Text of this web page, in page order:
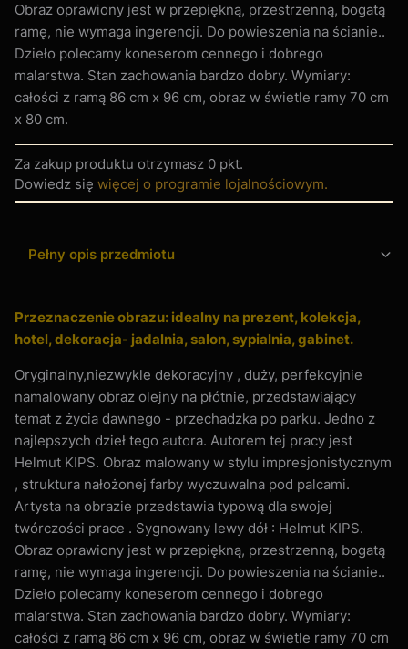
Obraz oprawiony jest w przepiękną, przestrzenną, bogatą
ramę, nie wymaga ingerencji. Do powieszenia na ścianie..
Dzieło polecamy koneserom cennego i dobrego
malarstwa. Stan zachowania bardzo dobry. Wymiary:
całości z ramą 86 cm x 96 cm, obraz w świetle ramy 70 cm
x 80 cm.
Za zakup produktu otrzymasz 0 pkt.
Dowiedz się więcej o programie lojalnościowym.
Pełny opis przedmiotu
Przeznaczenie obrazu: idealny na prezent, kolekcja,
hotel, dekoracja- jadalnia, salon, sypialnia, gabinet.
Oryginalny,niezwykle dekoracyjny , duży, perfekcyjnie
namalowany obraz olejny na płótnie, przedstawiający
temat z życia dawnego - przechadzka po parku. Jedno z
najlepszych dzieł tego autora. Autorem tej pracy jest
Helmut KIPS. Obraz malowany w stylu impresjonistycznym
, struktura nałożonej farby wyczuwalna pod palcami.
Artysta na obrazie przedstawia typową dla swojej
twórczości prace . Sygnowany lewy dół : Helmut KIPS.
Obraz oprawiony jest w przepiękną, przestrzenną, bogatą
ramę, nie wymaga ingerencji. Do powieszenia na ścianie..
Dzieło polecamy koneserom cennego i dobrego
malarstwa. Stan zachowania bardzo dobry. Wymiary:
całości z ramą 86 cm x 96 cm, obraz w świetle ramy 70 cm